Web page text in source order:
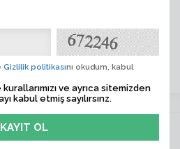
ÜYE ARA
VİTRİN
Gizlilik politikasını okudum, kabul
ve ayrıca sitemizden
kabul etmiş sayılırsınz.